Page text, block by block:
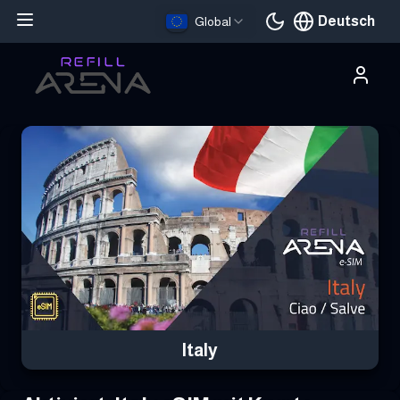
Global Deutsch
Aktuelle Sprache
Italy